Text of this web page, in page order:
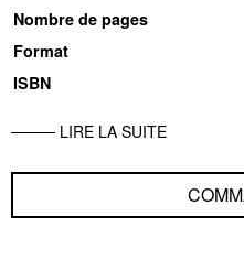
Nombre de pages
Format
ISBN
LIRE LA SUITE